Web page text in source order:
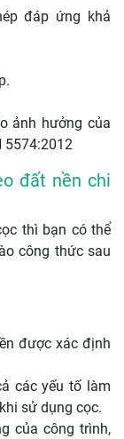
đáp ứng khả
ảnh hưởng của
5574:2012
đất nền chi
thì bạn có thể
công thức sau
được xác định
các yếu tố làm
sử dụng cọc.
của công trình,